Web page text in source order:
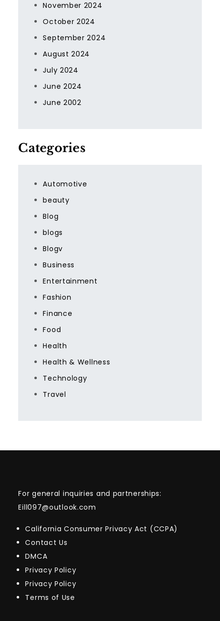
November 2024
October 2024
September 2024
August 2024
July 2024
June 2024
June 2002
Categories
Automotive
beauty
Blog
blogs
Blogv
Business
Entertainment
Fashion
Finance
Food
Health
Health & Wellness
Technology
Travel
For general inquiries and partnerships:
Eill097@outlook.com
California Consumer Privacy Act (CCPA)
Contact Us
DMCA
Privacy Policy
Privacy Policy
Terms of Use